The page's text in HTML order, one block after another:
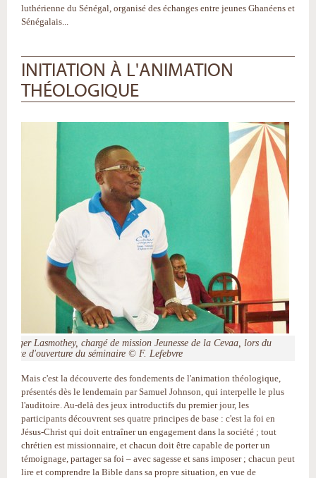
luthérienne du Sénégal, organisé des échanges entre jeunes Ghanéens et
Sénégalais...
INITIATION À L'ANIMATION
THÉOLOGIQUE
Roger Lasmothey, chargé de mission Jeunesse de la Cevaa, lors du
culte d'ouverture du séminaire © F. Lefebvre
Mais c'est la découverte des fondements de l'animation théologique,
présentés dès le lendemain par Samuel Johnson, qui interpelle le plus
l'auditoire. Au-delà des jeux introductifs du premier jour, les
participants découvrent ses quatre principes de base : c'est la foi en
Jésus-Christ qui doit entraîner un engagement dans la société ; tout
chrétien est missionnaire, et chacun doit être capable de porter un
témoignage, partager sa foi – avec sagesse et sans imposer ; chacun peut
lire et comprendre la Bible dans sa propre situation, en vue de